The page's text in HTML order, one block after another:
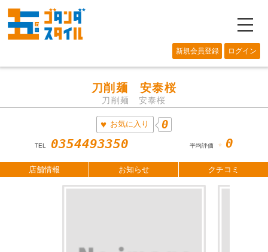
―
新規会員登録 ログイン
刀削麺 安泰桜
刀削麺 安泰桜
お気に入り 0
TEL 0354493350 平均評価 ☆ 0
店舗情報 お知らせ クチコミ